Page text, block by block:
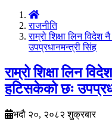
राजनीति
राम्रो शिक्षा लिन
उपप्रधानमन्त्री सिंह
राम्रो शिक्षा लिन
हटिसकेको छः
भदौ २०, २०८२ शुक्रबार